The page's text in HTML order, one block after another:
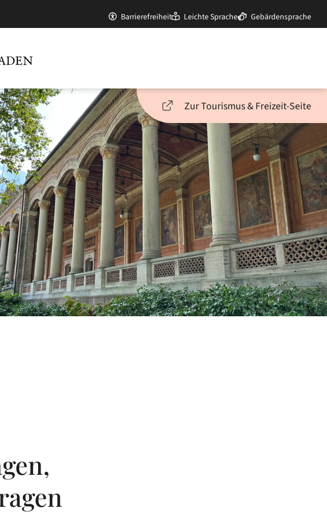
Barrierefreiheit Leichte Sprache Gebärdensprache
Zur Tourismus & Freizeit-Seite